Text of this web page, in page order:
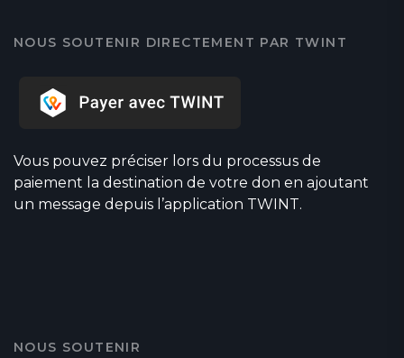
NOUS SOUTENIR DIRECTEMENT PAR TWINT
Vous pouvez préciser lors du processus de
paiement la destination de votre don en ajoutant
un message depuis l’application TWINT.
NOUS SOUTENIR